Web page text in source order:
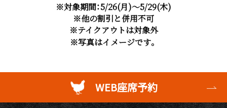
※対象期間：5/26(月)～5/29(木)
※他の割引と併用不可
※テイクアウトは対象外
※写真はイメージです。
WEB座席予約